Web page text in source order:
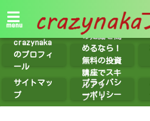
menu
crazynaka
のプロフィ
ール
紹介】投資
の知識を高
めるなら！
無料の投資
講座でスキ
ルアッ
プ！！
サイトマッ
プ
プライバシ
ーポリシー